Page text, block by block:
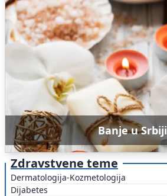
Banje u Srbiji
Zdravstvene teme
Dermatologija-Kozmetologija
Dijabetes